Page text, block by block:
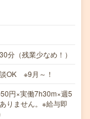
分（残業少なめ！）
OK ※9月～！
円×実働7h30m×週5
りません。※給与即